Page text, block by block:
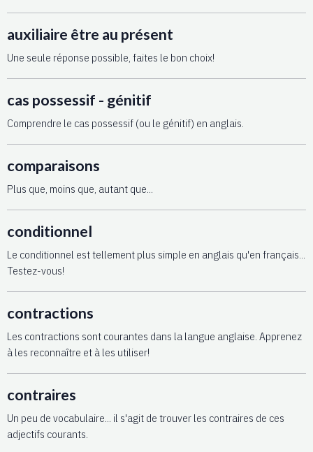
auxiliaire être au présent
Une seule réponse possible, faites le bon choix!
cas possessif - génitif
Comprendre le cas possessif (ou le génitif) en anglais.
comparaisons
Plus que, moins que, autant que...
conditionnel
Le conditionnel est tellement plus simple en anglais qu'en français...
Testez-vous!
contractions
Les contractions sont courantes dans la langue anglaise. Apprenez
à les reconnaître et à les utiliser!
contraires
Un peu de vocabulaire... il s'agit de trouver les contraires de ces
adjectifs courants.